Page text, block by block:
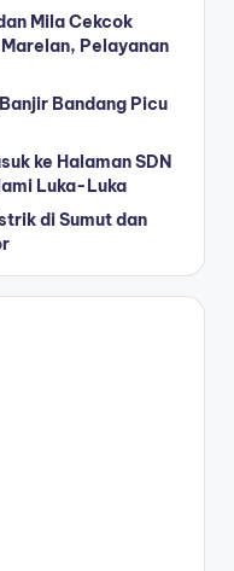
Mila Cekcok
Pelayanan
Bandang Picu
ke Halaman SDN
Luka-Luka
di Sumut dan